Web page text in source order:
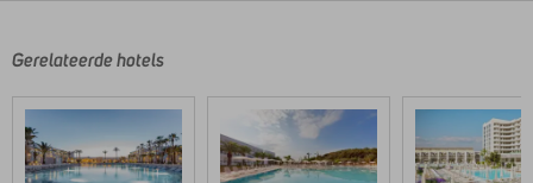
door
klanten
geschreven
na
hun
Gerelateerde hotels